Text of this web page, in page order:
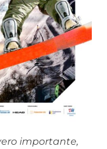
importante,